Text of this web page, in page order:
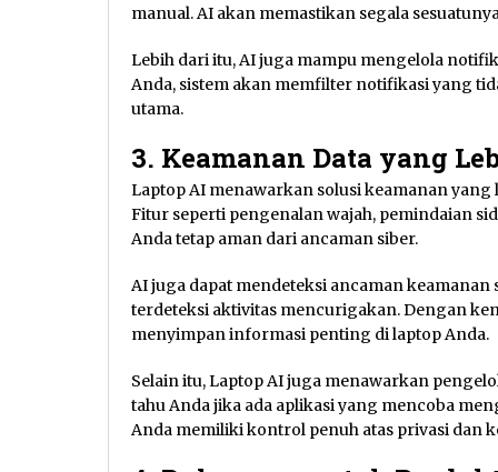
manual. AI akan memastikan segala
Lebih dari itu, AI juga mampu mengelola
Anda, sistem akan memfilter notifikasi yang
utama.
3. Keamanan Data yang
Laptop AI menawarkan solusi keamanan
Fitur seperti pengenalan wajah, pemindaian
Anda tetap aman dari ancaman siber.
AI juga dapat mendeteksi ancaman
terdeteksi aktivitas mencurigakan. Dengan
menyimpan informasi penting di laptop Anda.
Selain itu, Laptop AI juga menawarkan
tahu Anda jika ada aplikasi yang mencoba
Anda memiliki kontrol penuh atas privasi dan